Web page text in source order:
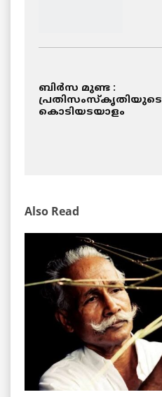
ബിർസ മുണ്ട :
പ്രതിസംസ്കൃതിയുടെ
കൊടിയടയാളം
Also Read